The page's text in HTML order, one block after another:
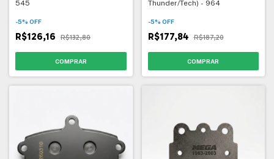
545
-5% OFF
R$126,16 R$132,80
Thunder/Tech) - 964
-5% OFF
R$177,84 R$187,20